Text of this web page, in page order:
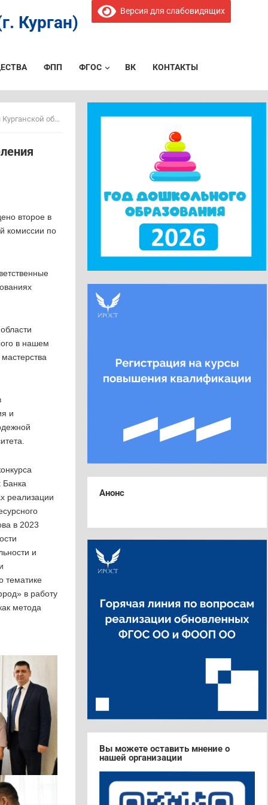
Курган)
ФПП ФГОС ВК КОНТАКТЫ
Версия для слабовидящих
области
второе в
комиссии по
в нашем
и
Банка
реализации
в 2023
и
тематике
в работу
метода
Анонс
Вы можете оставить мнение о
нашей организации